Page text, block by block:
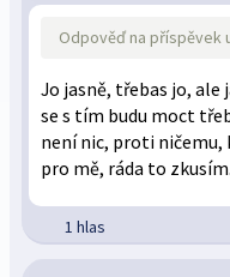
Odpověď na příspěvek
Jo jasně, třebas jo,
se s tím budu moct
není nic, proti
pro mě, ráda to zkusím.
1 hlas